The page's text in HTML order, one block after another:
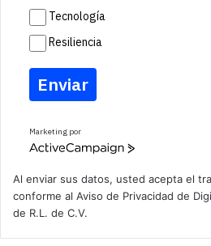
Tecnología
Resiliencia
Enviar
Marketing por
A
v
e
a
Al enviar sus datos, usted acepta el
conforme al Aviso de Privacidad de
de R.L. de C.V.